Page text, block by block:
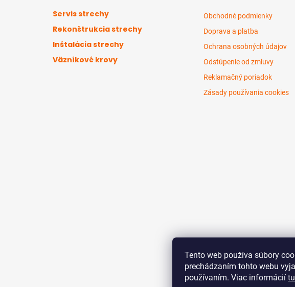
Tento web používa súbory
prechádzaním tohto webu
používaním. Viac informácií tu
Servis strechy
Rekonštrukcia strechy
Inštalácia strechy
Väzníkové krovy
Obchodné podmienky
Doprava a platba
Ochrana osobných údajov
Odstúpenie od zmluvy
Reklamačný poriadok
Zásady používania cookies